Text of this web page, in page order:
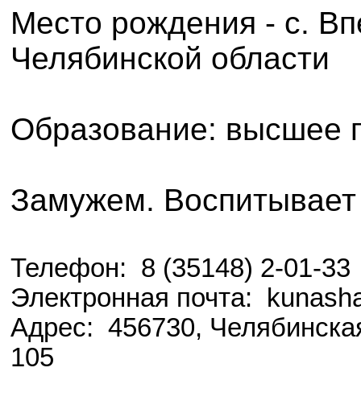
Место рождения - с.
Челябинской области
Образование: высшее
Замужем.
Телефон: 8 (35148) 2-01-33
Электронная почта:
Адрес: 456730,
105